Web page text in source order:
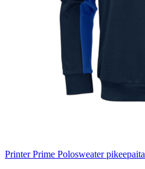
Printer Prime Polosweater pikeepaita